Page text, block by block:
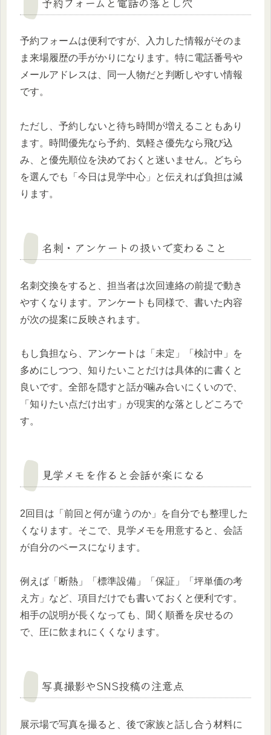
予約フォームは便利ですが、入力した情報がそのま
ま来場履歴の手がかりになります。特に電話番号や
メールアドレスは、同一人物だと判断しやすい情報
です。
ただし、予約しないと待ち時間が増えることもあり
ます。時間優先なら予約、気軽さ優先なら飛び込
み、と優先順位を決めておくと迷いません。どちら
を選んでも「今日は見学中心」と伝えれば負担は減
ります。
名刺・アンケートの扱いで変わること
名刺交換をすると、担当者は次回連絡の前提で動き
やすくなります。アンケートも同様で、書いた内容
が次の提案に反映されます。
もし負担なら、アンケートは「未定」「検討中」を
多めにしつつ、知りたいことだけは具体的に書くと
良いです。全部を隠すと話が噛み合いにくいので、
「知りたい点だけ出す」が現実的な落としどころで
す。
見学メモを作ると会話が楽になる
2回目は「前回と何が違うのか」を自分でも整理した
くなります。そこで、見学メモを用意すると、会話
が自分のペースになります。
例えば「断熱」「標準設備」「保証」「坪単価の考
え方」など、項目だけでも書いておくと便利です。
相手の説明が長くなっても、聞く順番を戻せるの
で、圧に飲まれにくくなります。
写真撮影やSNS投稿の注意点
展示場で写真を撮ると、後で家族と話し合う材料に